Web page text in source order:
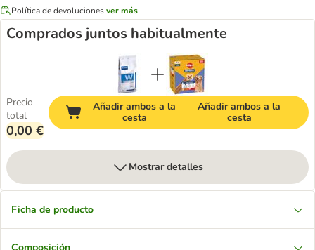
Política de devolucionesver más
Comprados juntos habitualmente
Precio
total
0,00 €
Añadir ambos a la
cesta
Añadir ambos a la
cesta
Mostrar detalles
Ficha de producto